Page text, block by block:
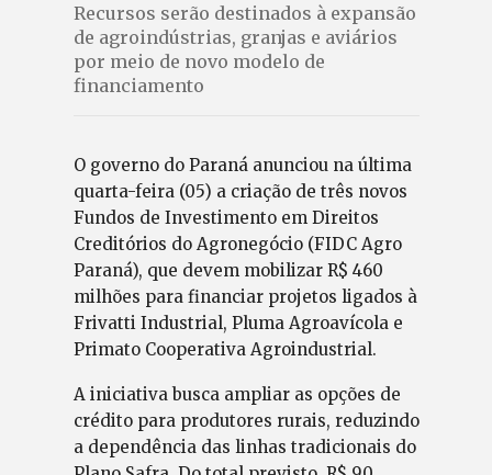
Recursos serão destinados à expansão
de agroindústrias, granjas e aviários
por meio de novo modelo de
financiamento
O governo do Paraná anunciou na última
quarta-feira (05) a criação de três novos
Fundos de Investimento em Direitos
Creditórios do Agronegócio (FIDC Agro
Paraná), que devem mobilizar R$ 460
milhões para financiar projetos ligados à
Frivatti Industrial, Pluma Agroavícola e
Primato Cooperativa Agroindustrial.
A iniciativa busca ampliar as opções de
crédito para produtores rurais, reduzindo
a dependência das linhas tradicionais do